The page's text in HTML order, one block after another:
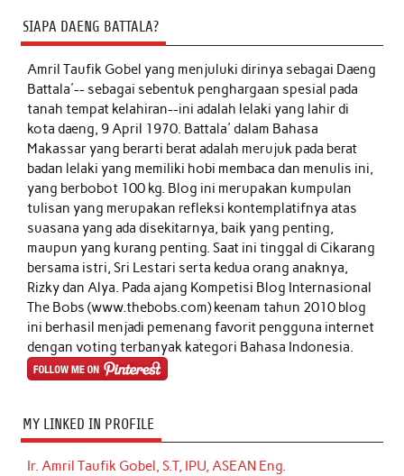
SIAPA DAENG BATTALA?
Amril Taufik Gobelyang menjuluki dirinya sebagai Daeng
Battala'-- sebagai sebentuk penghargaan spesial pada
tanah tempat kelahiran--ini adalah lelaki yang lahir di
kota daeng, 9 April 1970. Battala' dalam Bahasa
Makassar yang berarti berat adalah merujuk pada berat
badan lelaki yang memiliki hobi membaca dan menulis ini,
yang berbobot 100 kg. Blog ini merupakan kumpulan
tulisan yang merupakan refleksi kontemplatifnya atas
suasana yang ada disekitarnya, baik yang penting,
maupun yang kurang penting. Saat ini tinggal di Cikarang
bersama istri, Sri Lestari serta kedua orang anaknya,
Rizky dan Alya. Pada ajang Kompetisi Blog Internasional
The Bobs (www.thebobs.com) keenam tahun 2010 blog
ini berhasil menjadi pemenang favorit pengguna internet
dengan voting terbanyak kategori Bahasa Indonesia.
MY LINKED IN PROFILE
Ir. Amril Taufik Gobel, S.T, IPU, ASEAN Eng.